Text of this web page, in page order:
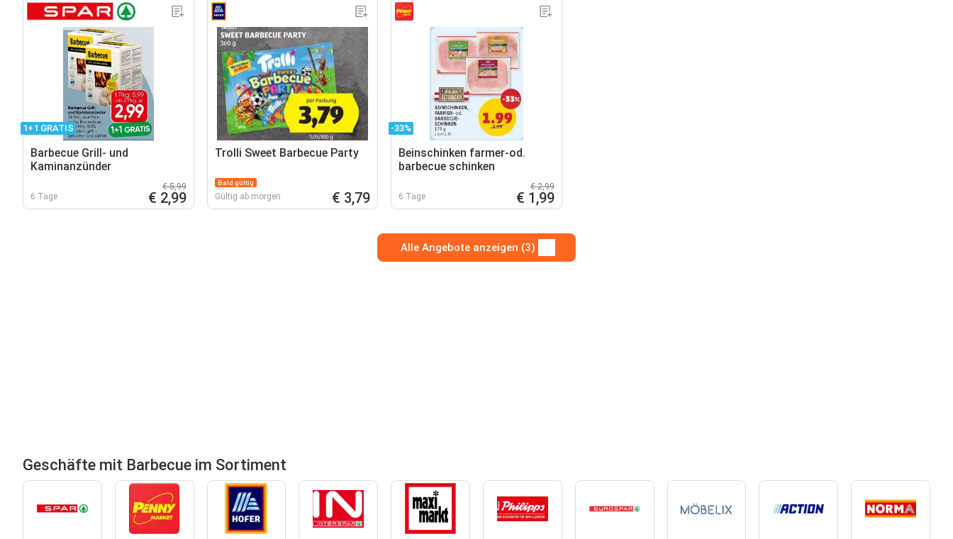
1+1 GRATIS
Barbecue Grill- und
Kaminanzünder
6 Tage
€ 5,99
€ 2,99
Trolli Sweet Barbecue Party
Bald gültig
Gültig ab morgen € 3,79
-33%
Beinschinken farmer-od.
barbecue schinken
6 Tage
€ 2,99
€ 1,99
Alle Angebote anzeigen (3)
Geschäfte mit Barbecue im Sortiment